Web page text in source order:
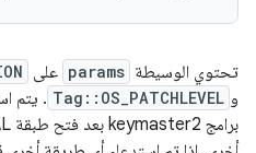
تحتوي الوسيطة params على
و Tag::OS_PATCHLEVEL . يتم